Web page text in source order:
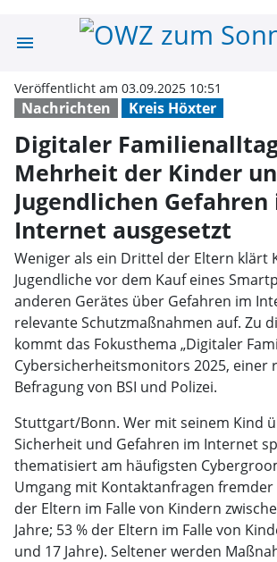
menu
Nachrichten Kreis Höxter
Veröffentlicht am 03.09.2025 10:51
Digitaler
Mehrheit der Kinder
Jugendlichen Gefahren
Internet ausgesetzt
Weniger als ein Drittel der Eltern klärt
Jugendliche vor dem Kauf eines
anderen Gerätes über Gefahren im
relevante Schutzmaßnahmen auf. Zu
kommt das Fokusthema „Digitaler
Cybersicherheitsmonitors 2025, einer
Befragung von BSI und Polizei.
Stuttgart/Bonn. Wer mit seinem Kind
Sicherheit und Gefahren im Internet
thematisiert am häufigsten
Umgang mit Kontaktanfragen fremder
der Eltern im Falle von Kindern
Jahre; 53 % der Eltern im Falle von
und 17 Jahre). Seltener werden